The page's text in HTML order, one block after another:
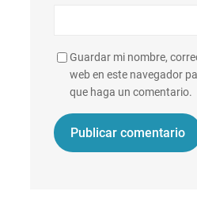
Guardar mi nombre,
web en este navegador
que haga un comentario.